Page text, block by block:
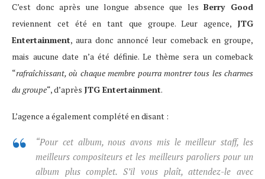
C’est donc après une longue absence que lesBerry Good
reviennent cet été en tant que groupe. Leur agence, JTG
Entertainment, aura donc annoncé leur comeback en groupe,
mais aucune date n’a été définie. Le thème sera un comeback
“rafraîchissant, où chaque membre pourra montrer tous les charmes
du groupe“, d’après JTG Entertainment.
L’agence a également complété en disant :
“Pour cet album, nous avons mis le meilleur staff, les
meilleurs compositeurs et les meilleurs paroliers pour un
album plus complet. S’il vous plaît, attendez-le avec